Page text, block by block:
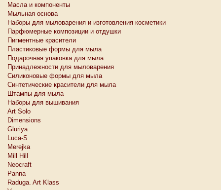
Масла и компоненты
Мыльная основа
Наборы для мыловарения и изготовления косметики
Парфюмерные композиции и отдушки
Пигментные красители
Пластиковые формы для мыла
Подарочная упаковка для мыла
Принадлежности для мыловарения
Силиконовые формы для мыла
Синтетические красители для мыла
Штампы для мыла
Наборы для вышивания
Art Solo
Dimensions
Gluriya
Luca-S
Merejka
Mill Hill
Neocraft
Panna
Raduga. Art Klass